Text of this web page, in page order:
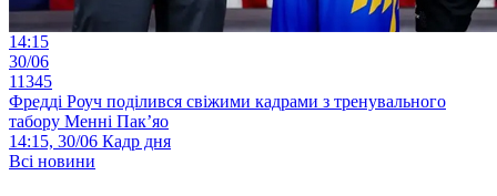
14:15
30/06
11345
Фредді Роуч поділився свіжими кадрами з тренувального
табору Менні Пак’яо
14:15, 30/06 Кадр дня
Всі новини